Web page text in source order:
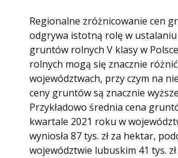
Regionalne zróżnicowanie cen
odgrywa istotną rolę w
gruntów rolnych V klasy w
rolnych mogą się znacznie
województwach, przy czym na
ceny gruntów są znacznie
Przykładowo średnia cena
kwartale 2021 roku w
wyniosła 87 tys. zł za hektar,
województwie lubuskim 41 tys.